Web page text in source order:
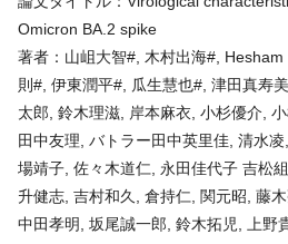
Omicron BA.2 spike
著者：山岨大智#, 木村出海#,
則#, 伊東潤平#, 瓜生慧也#, 津田真寿
太郎, 鈴木理滋, 岸本麻衣, 小杉優介,
田中友理, バトラー田中英里佳, 清水
場靖子, 佐々木道仁, 永田佳代子 吉松
升健志, 吉村和久, 倉持仁, 関元昭, 藤
中田孝明, 坂尾誠一郎, 鈴木拓児, 上野